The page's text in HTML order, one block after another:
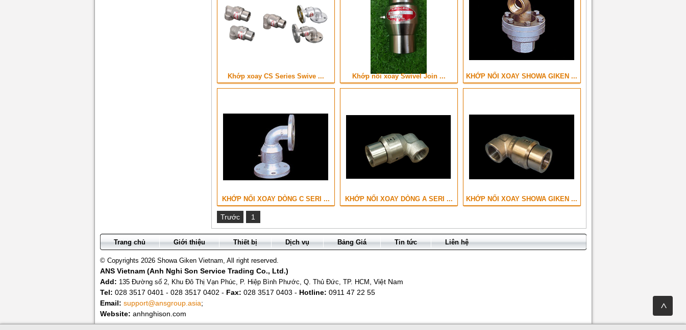
Khớp xoay CS Series Swive ... Khớp nối xoay Swivel Join ... KHỚP NỐI XOAY SHOWA GIKEN ...
KHỚP NỐI XOAY DÒNG C SERI ... KHỚP NỐI XOAY DÒNG A SERI ... KHỚP NỐI XOAY SHOWA GIKEN ...
Trước 1
Trang chủ Giới thiệu Thiết bị Dịch vụ Bảng Giá Tin tức Liên hệ
© Copyrights 2026 Showa Giken Vietnam, All right reserved.
ANS Vietnam (Anh Nghi Son Service Trading Co., Ltd.)
Add: 135 Đường số 2, Khu Đô Thị Vạn Phúc, P. Hiệp Bình Phước, Q. Thủ Đức, TP. HCM
, Việt Nam
Tel: 028 3517 0401 - 028 3517 0402 - Fax: 028 3517 0403 - Hotline: 0911 47 22 55
Email: support@ansgroup.asia;
Website: anhnghison.com